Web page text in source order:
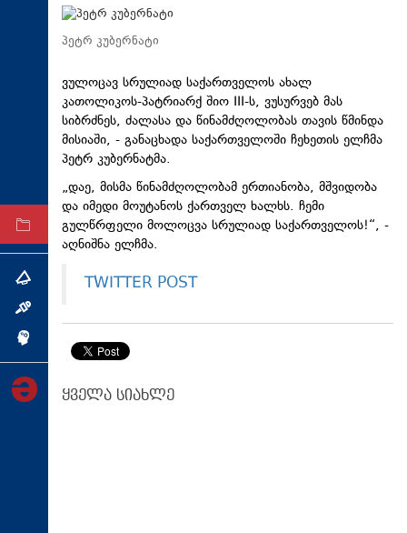
კულტურა
სპორტი
ტექნოლოგიები
ტაბლოიდი
არქივი
პეტრ კუბერნატი
ვულოცავ სრულიად საქართველოს ახალ
კათოლიკოს-პატრიარქ შიო III-ს, ვუსურვებ მას
სიბრძნეს, ძალასა და წინამძღოლობას თავის წმინდა
მისიაში, - განაცხადა საქართველოში ჩეხეთის ელჩმა
პეტრ კუბერნატმა.
„დაე, მისმა წინამძღოლობამ ერთიანობა, მშვიდობა
და იმედი მოუტანოს ქართველ ხალხს. ჩემი
გულწრფელი მოლოცვა სრულიად საქართველოს!“, -
აღნიშნა ელჩმა.
TWITTER POST
ყველა სიახლე